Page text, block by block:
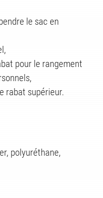
le sac en
pour le rangement
rabat supérieur.
polyuréthane,